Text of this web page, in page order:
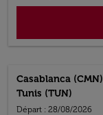
Casablanca (CMN)
Tunis (TUN)
Départ : 28/08/2026